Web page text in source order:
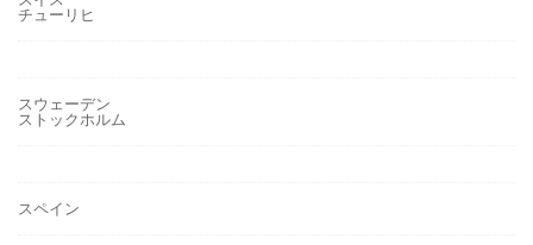
チューリヒ
スウェーデン
ストックホルム
スペイン